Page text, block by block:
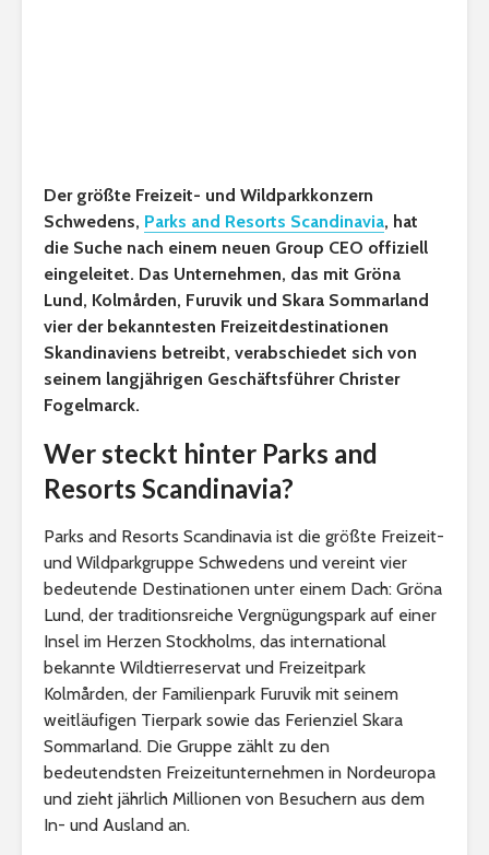
Der größte Freizeit- und Wildparkkonzern
Schwedens, Parks and Resorts Scandinavia, hat
die Suche nach einem neuen Group CEO offiziell
eingeleitet. Das Unternehmen, das mit Gröna
Lund, Kolmården, Furuvik und Skara Sommarland
vier der bekanntesten Freizeitdestinationen
Skandinaviens betreibt, verabschiedet sich von
seinem langjährigen Geschäftsführer Christer
Fogelmarck.
Wer steckt hinter Parks and
Resorts Scandinavia?
Parks and Resorts Scandinavia ist die größte Freizeit-
und Wildparkgruppe Schwedens und vereint vier
bedeutende Destinationen unter einem Dach: Gröna
Lund, der traditionsreiche Vergnügungspark auf einer
Insel im Herzen Stockholms, das international
bekannte Wildtierreservat und Freizeitpark
Kolmården, der Familienpark Furuvik mit seinem
weitläufigen Tierpark sowie das Ferienziel Skara
Sommarland. Die Gruppe zählt zu den
bedeutendsten Freizeitunternehmen in Nordeuropa
und zieht jährlich Millionen von Besuchern aus dem
In- und Ausland an.